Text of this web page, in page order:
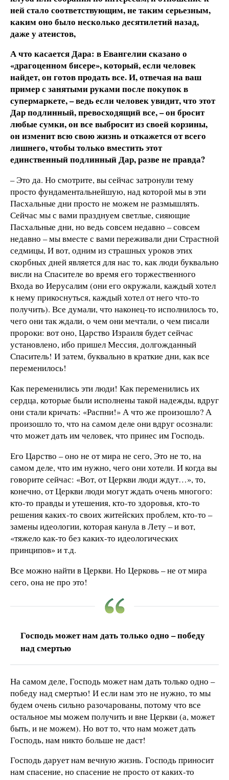
ней стало соответствующим, не таким серьезным,
каким оно было несколько десятилетий назад,
даже у атеистов,
А что касается Дара: в Евангелии сказано о
«драгоценном бисере», который, если человек
найдет, он готов продать все. И, отвечая на ваш
пример с занятыми руками после покупок в
супермаркете, – ведь если человек увидит, что этот
Дар подлинный, превосходящий все,– он бросит
любые сумки, он все выбросит из своей корзины,
он изменит всю свою жизнь и откажется от всего
лишнего, чтобы только вместить этот
единственный подлинный Дар, разве не правда?
– Это да. Но смотрите, вы сейчас затронули тему
просто фундаментальнейшую, над которой мы в эти
Пасхальные дни просто не можем не размышлять.
Сейчас мы с вами празднуем светлые, сияющие
Пасхальные дни, но ведь совсем недавно – совсем
недавно – мы вместе с вами переживали дни Страстной
седмицы, И вот, одним из страшных уроков этих
скорбных дней является для нас то, как люди буквально
висли на Спасителе во время его торжественного
Входа во Иерусалим (они его окружали, каждый хотел
к нему прикоснуться, каждый хотел от него что-то
получить). Все думали, что наконец-то исполнилось то,
чего они так ждали, о чем они мечтали, о чем писали
пророки: вот оно, Царство Израиля будет сейчас
установлено, ибо пришел Мессия, долгожданный
Спаситель! И затем, буквально в краткие дни, как все
переменилось!
Как переменились эти люди! Как переменились их
сердца, которые были исполнены такой надежды, вдруг
они стали кричать: «Распни!» А что же произошло? А
произошло то, что на самом деле они вдруг осознали:
что может дать им человек, что принес им Господь.
Его Царство – оно не от мира не сего, Это не то, на
самом деле, что им нужно, чего они хотели. И когда вы
говорите сейчас: «Вот, от Церкви люди ждут…», то,
конечно, от Церкви люди могут ждать очень многого:
кто-то правды и утешения, кто-то здоровья, кто-то
решения каких-то своих житейских проблем, кто-то –
замены идеологии, которая канула в Лету – и вот,
«тяжело как-то без каких-то идеологических
принципов» и т.д.
Все можно найти в Церкви. Но Церковь – не от мира
сего, она не про это!
Господь может нам дать только одно – победу
над смертью
На самом деле, Господь может нам дать только одно –
победу над смертью! И если нам это не нужно, то мы
будем очень сильно разочарованы, потому что все
остальное мы можем получить и вне Церкви (а, может
быть, и не можем). Но вот то, что нам может дать
Господь, нам никто больше не даст!
Господь дарует нам вечную жизнь. Господь приносит
нам спасение, но спасение не просто от каких-то